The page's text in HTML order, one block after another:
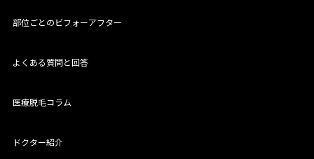
部位ごとのビフォーアフター
よくある質問と回答
医療脱毛コラム
ドクター紹介